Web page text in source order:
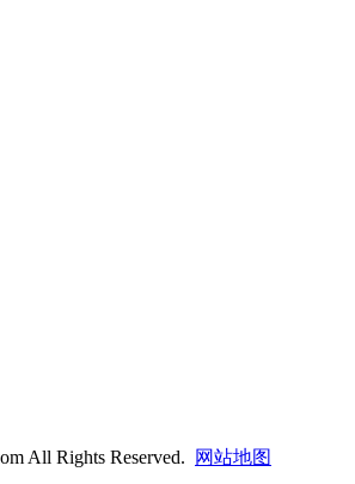
All Rights Reserved.
网站地图